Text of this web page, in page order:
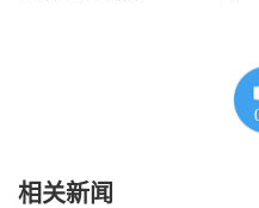
相关新闻